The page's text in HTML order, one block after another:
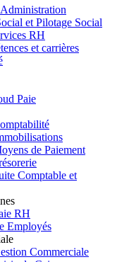
et Pilotage Social
RH
et carrières
Paie
de Paiement
Comptable et
RH
Employés
Commerciale